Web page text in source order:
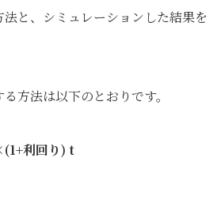
と、シミュレーションした結果を
方法は以下のとおりです。
利回り) t